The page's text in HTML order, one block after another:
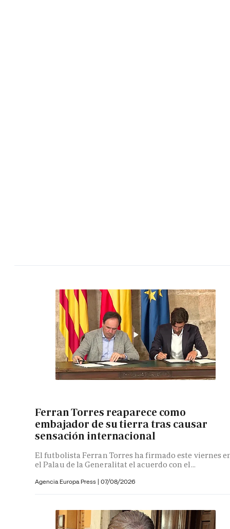
Ferran Torres reaparece como
embajador de su tierra tras causar
sensación internacional
El futbolista Ferran Torres ha firmado este viernes
el Palau de la Generalitat el acuerdo con el...
Agencia Europa Press | 07/08/2026